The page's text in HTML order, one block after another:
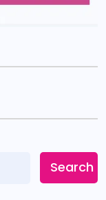
Search